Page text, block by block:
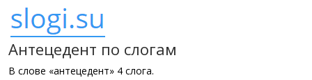
Антецедент по слогам
В слове «антецедент» 4 слога.